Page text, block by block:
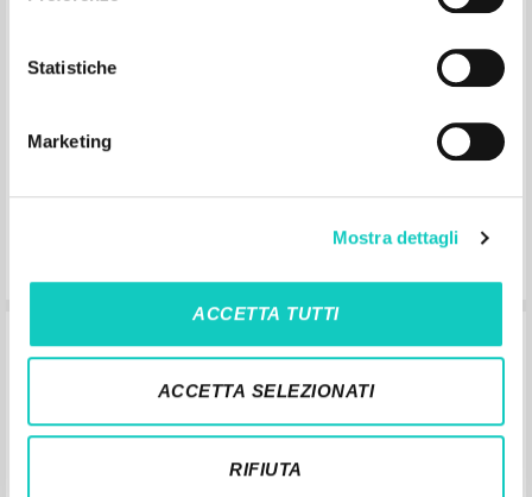
Statistiche
Marketing
Mostra dettagli
ACCETTA TUTTI
ACCETTA SELEZIONATI
RIFIUTA
L'io, il potere, le opere: Contributi da
un'esperienza
Marietti 1820